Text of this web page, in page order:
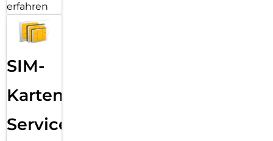
erfahren
SIM-
Karten
Service: